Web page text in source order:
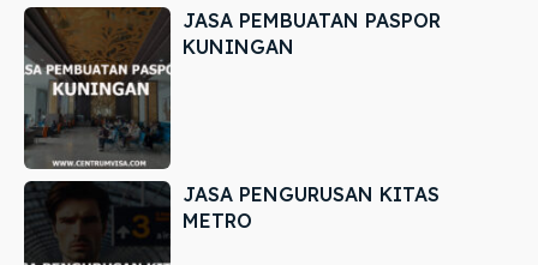
JASA PEMBUATAN PASPOR
KUNINGAN
JASA PENGURUSAN KITAS
METRO